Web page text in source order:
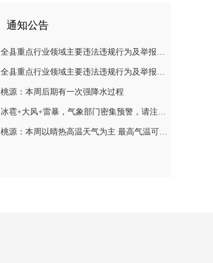
通知公告
全县重点行业领域主要违法违规行为及举报方式通告（五）
全县重点行业领域主要违法违规行为及举报方式通告（二）
桃源：本周后期有一次强降水过程
冰雹+大风+雷暴，气象部门密集预警，请注意防范
桃源：本周以晴热高温天气为主 最高气温可达39℃